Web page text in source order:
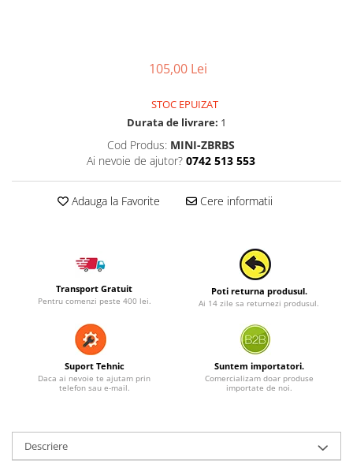
105,00 Lei
STOC EPUIZAT
Durata de livrare: 1
Cod Produs: MINI-ZBRBS
Ai nevoie de ajutor? 0742 513 553
Adauga la Favorite Cere informatii
Transport Gratuit
Pentru comenzi peste 400 lei.
Poti returna produsul.
Ai 14 zile sa returnezi produsul.
Suport Tehnic
Daca ai nevoie te ajutam prin
telefon sau e-mail.
Suntem importatori.
Comercializam doar produse
importate de noi.
Descriere